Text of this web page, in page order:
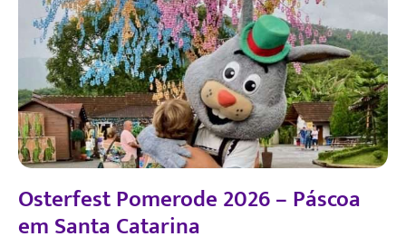
Osterfest Pomerode 2026 – Páscoa
em Santa Catarina